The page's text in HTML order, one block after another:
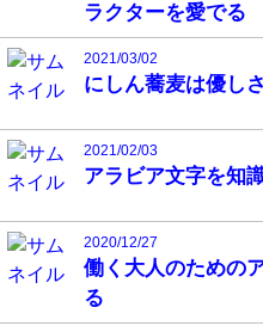
ラクターを愛でる
2021/03/02
にしん蕎麦は優し
2021/02/03
アラビア文字を知
2020/12/27
働く大人のための
る